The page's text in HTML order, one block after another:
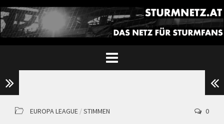
EUROPA LEAGUE /STIMMEN 0